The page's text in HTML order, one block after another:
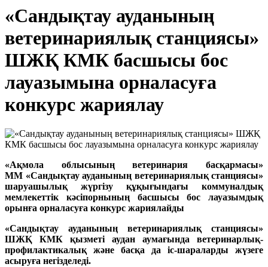
«Сандықтау ауданының
ветеринариялық станциясы»
ШЖҚ КМК басшысы бос
лауазымына орналасуға
конкурс жариялау
«Ақмола облысының ветеринария басқармасы»
ММ «Сандықтау ауданының ветеринариялық станциясы»
шаруашылық жүргізу құқығындағы коммуналдық
мемлекеттік кәсіпорнының басшысы бос лауазымдық
орынға орналасуға конкурс жариялайды
«Сандықтау ауданының ветеринариялық станциясы»
ШЖҚ КМК қызметі аудан аумағында ветеринарлық-
профилактикалық және басқа да іс-шараларды жүзеге
асыруға негізделеді.